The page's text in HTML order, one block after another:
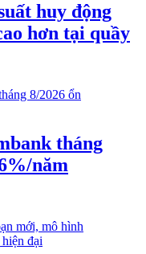
huy động
hơn tại quầy
tháng
năm